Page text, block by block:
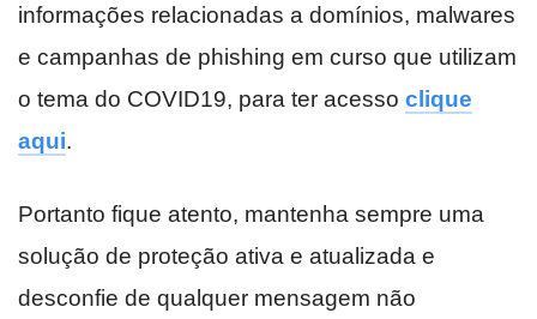
informações relacionadas a domínios, malwares
e campanhas de phishing em curso que utilizam
o tema do COVID19, para ter acesso clique
aqui.
Portanto fique atento, mantenha sempre uma
solução de proteção ativa e atualizada e
desconfie de qualquer mensagem não